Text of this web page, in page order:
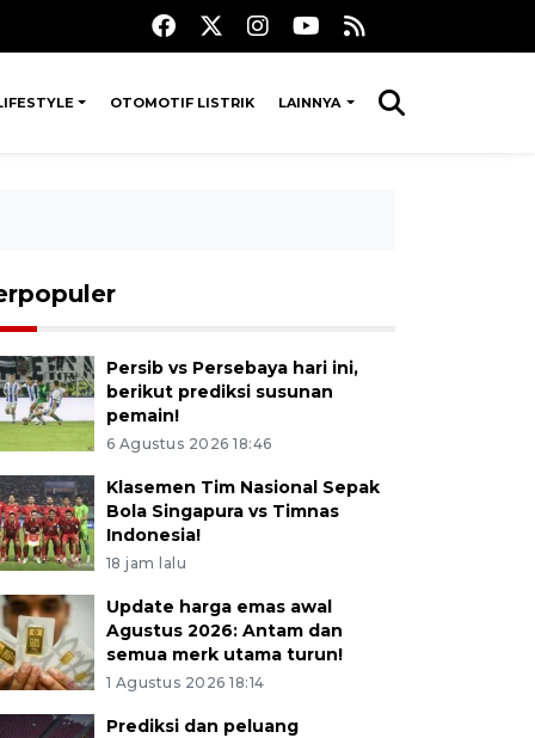
OTOMOTIF LISTRIK LAINNYA
Persib vs Persebaya hari ini,
berikut prediksi susunan
pemain!
6 Agustus 2026 18:46
Klasemen Tim Nasional Sepak
Bola Singapura vs Timnas
Indonesia!
18 jam lalu
Update harga emas awal
Agustus 2026: Antam dan
semua merk utama turun!
1 Agustus 2026 18:14
Prediksi dan peluang